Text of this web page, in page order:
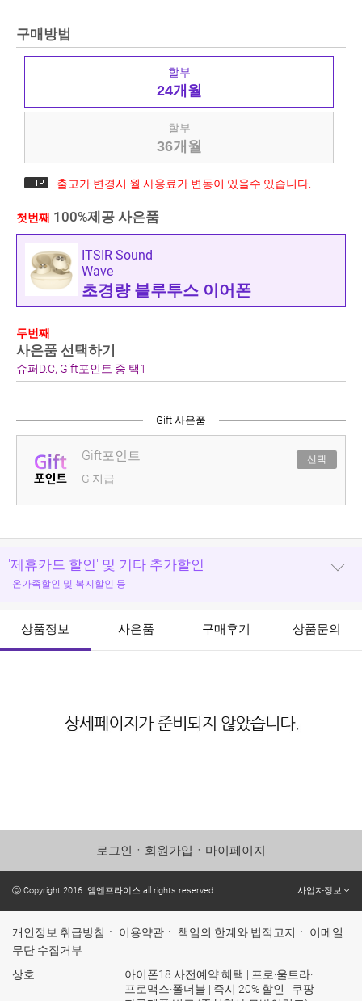
구매방법
할부
24개월
할부
36개월
출고가 변경시 월 사용료가 변동이 있을수 있습니다.
첫번째 100%제공 사은품
ITSIR Sound
Wave
초경량 블루투스 이어폰
두번째
사은품 선택하기
슈퍼D.C, Gift포인트 중 택1
Gift 사은품
Gift포인트
G 지급
선택
'제휴카드 할인' 및 기타 추가할인
온가족할인 및 복지할인 등
상품정보 사은품 구매후기 상품문의
로그인 ㆍ 회원가입 ㆍ 마이페이지
ⓒ Copyright 2016. 엠엔프라이스 all rights reserved 사업자정보
개인정보 취급방침 ㆍ 이용약관 ㆍ 책임의 한계와 법적고지 ㆍ 이메일
무단 수집거부
상호
아이폰18 사전예약 혜택 | 프로·울트라·
프로맥스·폴더블 | 즉시 20% 할인 | 쿠팡